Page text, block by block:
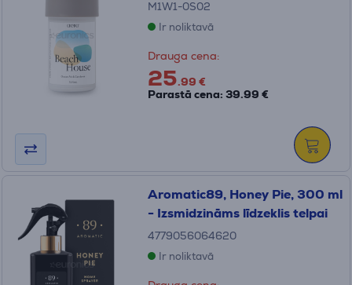
M1W1-0S02
Ir noliktavā
Drauga cena:
25.99 €
Parastā cena: 39.99 €
Aromatic89, Honey Pie, 300 ml
- Izsmidzināms līdzeklis telpai
4779056064620
Ir noliktavā